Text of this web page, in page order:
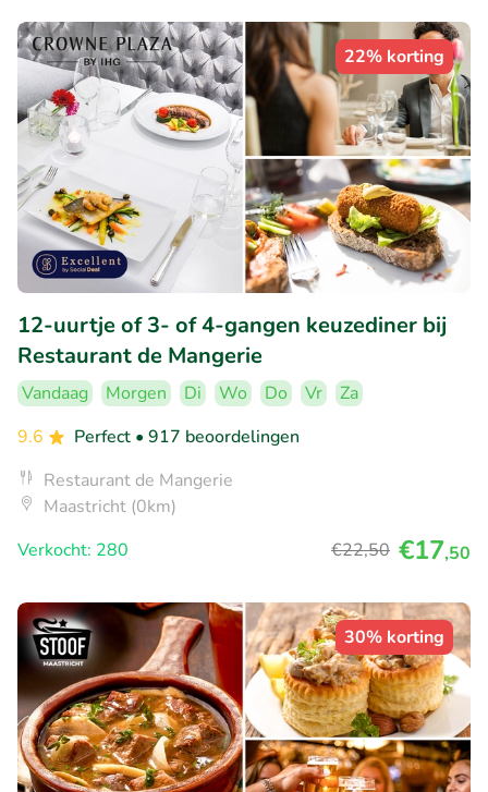
22% korting
12-uurtje of 3- of 4-gangen keuzediner bij
Restaurant de Mangerie
Vandaag Morgen Di Wo Do Vr
Za
9.6
Perfect • 917 beoordelingen
Restaurant de Mangerie
Maastricht (0km)
Verkocht: 280
€22,50 €17,50
30% korting